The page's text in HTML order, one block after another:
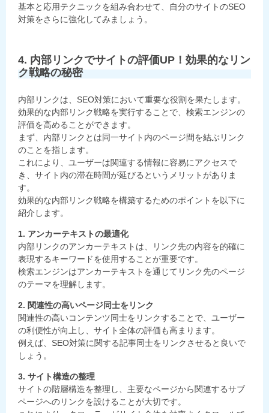
基本と応用テクニックを組み合わせて、自分のサイトのSEO
対策をさらに強化してみましょう。
4. 内部リンクでサイトの評価UP！効果的なリン
ク戦略の秘密
内部リンクは、SEO対策において重要な役割を果たします。
効果的な内部リンク戦略を実行することで、検索エンジンの
評価を高めることができます。
まず、内部リンクとは同一サイト内のページ間を結ぶリンク
のことを指します。
これにより、ユーザーは関連する情報に容易にアクセスで
き、サイト内の滞在時間が延びるというメリットがありま
す。
効果的な内部リンク戦略を構築するためのポイントを以下に
紹介します。
1. アンカーテキストの最適化
内部リンクのアンカーテキストは、リンク先の内容を的確に
表現するキーワードを使用することが重要です。
検索エンジンはアンカーテキストを通じてリンク先のページ
のテーマを理解します。
2. 関連性の高いページ同士をリンク
関連性の高いコンテンツ同士をリンクすることで、ユーザー
の利便性が向上し、サイト全体の評価も高まります。
例えば、SEO対策に関する記事同士をリンクさせると良いで
しょう。
3. サイト構造の整理
サイトの階層構造を整理し、主要なページから関連するサブ
ページへのリンクを設けることが大切です。